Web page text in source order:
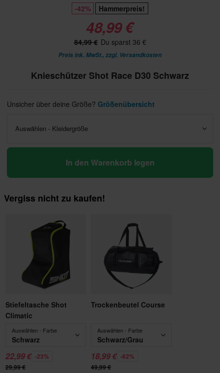
-42% Hammerpreis!
48,99 €
84,99 € Du sparst 36 €
Preis ink. MwSt., zzgl. Versandkosten
Knieschützer Shot Race D30 Schwarz
Unsicher über deine Größe? Größenübersicht
Auswählen - Kleidergröße
In den Warenkorb legen
Vergiss nicht zu kaufen!
Stiefeltasche Shot
Climatic
Auswählen - Farbe
Schwarz
22,99 € -23%
29,99 €
Trockenbeutel Course
Auswählen - Farbe
Schwarz/Grau
18,99 € -62%
49,99 €